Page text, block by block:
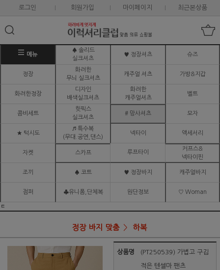
로그인 회원가입 마이페이지 최근본상품
메뉴
♠ 솔리드
실크셔츠
♥ 정장셔츠 슈즈
정장
화려한
무늬 실크셔츠
캐주얼 셔츠 가방&지갑
화려한정장
디자인
배색실크셔츠
화려한
캐주얼셔츠
벨트
콤비세트
핫픽스
실크셔츠
# 망사셔츠 모자
★ 턱시도
♬ 특수복
(무대.공연,댄스)
넥타이 액세서리
자켓 스카프 루프타이
커프스&
넥타이핀
조끼 ♠ 코트 ♥ 정장바지 캐주얼바지
점퍼 ♣유니폼,단체복 원단정보 ♡ Woman
ㅌ
정장 바지 맞춤 하복
상품명 (PT250539) 가볍고 구김
적은 텐셀마 팬츠